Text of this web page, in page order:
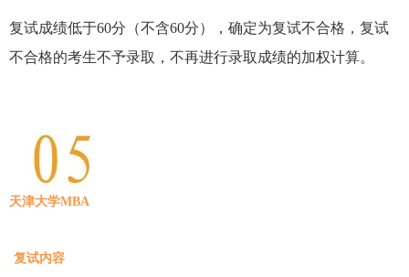
复试成绩低于60分（不含60分），确定为复试不合格，复试
不合格的考生不予录取，不再进行录取成绩的加权计算。
天津大学MBA
复试内容